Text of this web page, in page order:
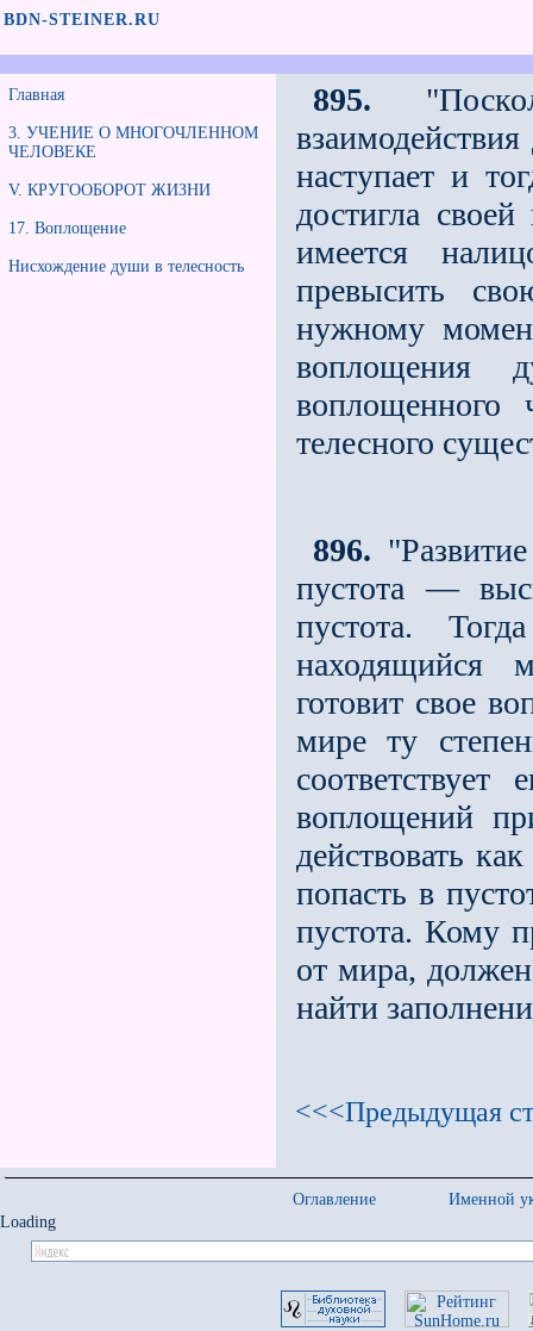
BDN-STEINER.RU
Главная
3. УЧЕНИЕ О МНОГОЧЛЕННОМ
ЧЕЛОВЕКЕ
V. КРУГООБОРОТ ЖИЗНИ
17. Воплощение
Нисхождение души в телесность
895.
наступает и
достигла
имеется
превысить
нужному
воплощения
воплощенного
телесного
896.
пустота —
пустота.
находящийся
готовит свое
мире ту
воплощений
действовать
попасть в
пустота. Кому
от мира,
найти
<<<Предыдущая
Оглавление
Именной
Loading